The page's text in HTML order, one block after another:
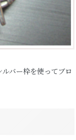
バー枠を使ってブロ